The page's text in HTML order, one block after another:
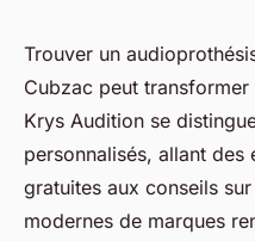
Trouver un
saint-andré-
fabienne•8 avril 2025• 7
Trouver un
Cubzac peut
Krys Audition se
personnalisés, allant des
gratuites aux conseils
modernes de marques